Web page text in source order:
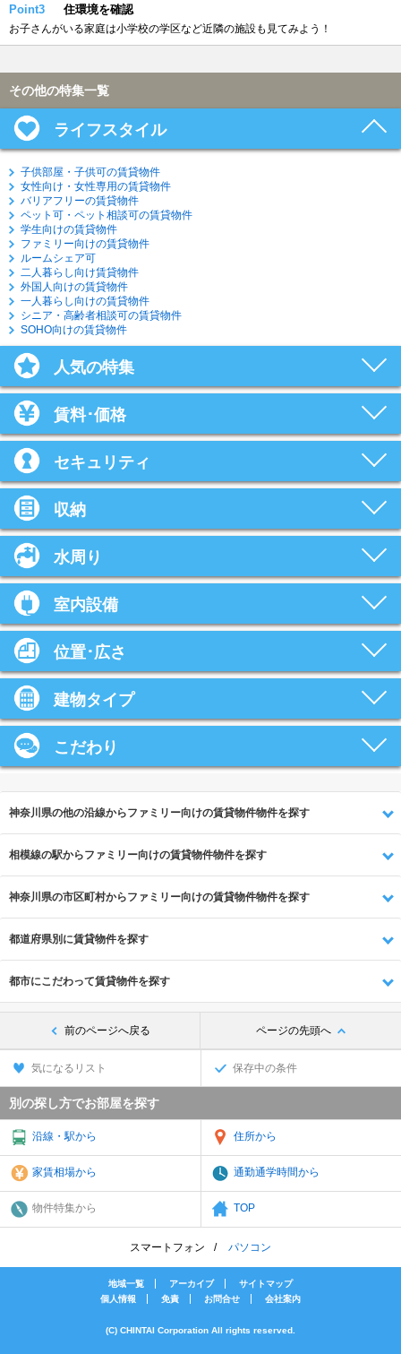
Point3 住環境を確認
お子さんがいる家庭は小学校の学区など近隣の施設も見てみよう！
その他の特集一覧
ライフスタイル
子供部屋・子供可の賃貸物件
女性向け・女性専用の賃貸物件
バリアフリーの賃貸物件
ペット可・ペット相談可の賃貸物件
学生向けの賃貸物件
ファミリー向けの賃貸物件
ルームシェア可
二人暮らし向け賃貸物件
外国人向けの賃貸物件
一人暮らし向けの賃貸物件
シニア・高齢者相談可の賃貸物件
SOHO向けの賃貸物件
人気の特集
賃料･価格
セキュリティ
収納
水周り
室内設備
位置･広さ
建物タイプ
こだわり
神奈川県の他の沿線からファミリー向けの賃貸物件物件を探す
相模線の駅からファミリー向けの賃貸物件物件を探す
神奈川県の市区町村からファミリー向けの賃貸物件物件を探す
都道府県別に賃貸物件を探す
都市にこだわって賃貸物件を探す
前のページへ戻る ページの先頭へ
気になるリスト 保存中の条件
別の探し方でお部屋を探す
沿線・駅から 住所から
家賃相場から 通勤通学時間から
物件特集から TOP
スマートフォン パソコン
地域一覧 アーカイブ
サイトマップ
個人情報
免責 お問合せ 会社案内
(C) CHINTAI Corporation All rights reserved.